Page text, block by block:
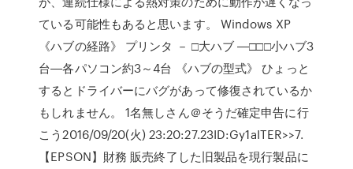
ている可能性もあると思います。 Windows XP
《ハブの経路》 プリンタ － □大ハブ ―□□□小ハブ3
台―各パソコン約3～4台 《ハブの型式》 ひょっと
するとドライバーにバグがあって修復されているか
もしれません。 1名無しさん＠そうだ確定申告に行
こう2016/09/20(火) 23:20:27.23ID:Gy1aITER>>7.
【EPSON】財務 販売終了した旧製品を現行製品に